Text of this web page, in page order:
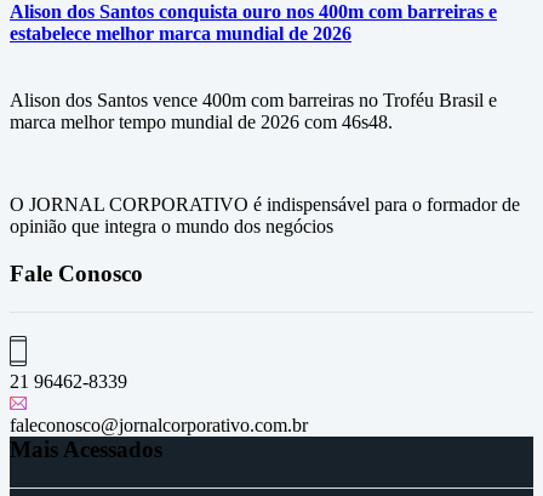
Alison dos Santos conquista ouro nos 400m com barreiras e
estabelece melhor marca mundial de 2026
Alison dos Santos vence 400m com barreiras no Troféu Brasil e
marca melhor tempo mundial de 2026 com 46s48.
O JORNAL CORPORATIVO é indispensável para o formador de
opinião que integra o mundo dos negócios
Fale Conosco
21 96462-8339
faleconosco@jornalcorporativo.com.br
Mais Acessados